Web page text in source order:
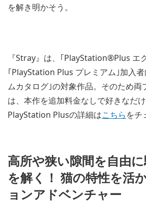
を解き明かそう。
『Stray』は、｢PlayStation®Plus エ
｢PlayStation Plus プレミアム｣加入
ムカタログ｣の対象作品。そのため両
は、本作を追加料金なしで好きなだけ
PlayStation Plusの詳細はこちらをチ
高所や狭い隙間を自由
を解く！ 猫の特性を活
ョンアドベンチャー